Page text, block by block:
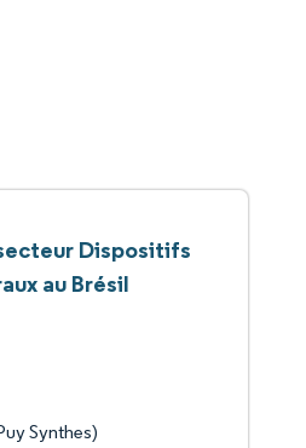
Dispositifs
au Brésil
Synthes)